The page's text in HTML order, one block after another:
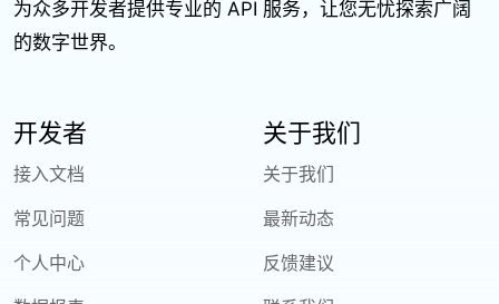
为众多开发者提供专业的 API 服务，让您无忧探索广阔
的数字世界。
开发者
接入文档
常见问题
个人中心
关于我们
关于我们
最新动态
反馈建议